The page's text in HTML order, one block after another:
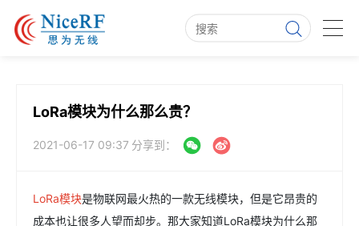
LoRa模块为什么那么贵？
2021-06-17 09:37 分享到：
LoRa模块是物联网最火热的一款无线模块，但是它昂贵的
成本也让很多人望而却步。那大家知道LoRa模块为什么那